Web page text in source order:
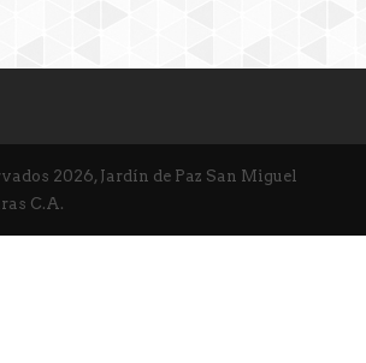
2026, Jardín de Paz San Miguel
C.A.